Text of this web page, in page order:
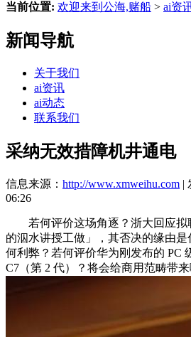
当前位置: 欢迎来到公海,赌船 > ai资
新闻导航
关于我们
ai资讯
ai动态
联系我们
采纳无效措障机井通电
信息来源： http://www.xmweihu.com |
06:26
若何评价这场角逐？浙大回应拟
的泅水讲授工做」，其否决的缘由
何利弊？若何评价华为刚发布的 PC
C7（第 2 代）？将会给商用范畴带